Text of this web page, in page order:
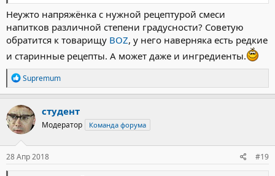
Неужто напряжёнка с нужной рецептурой смеси
напитков различной степени градусности? Советую
обратится к товарищу BOZ, у него наверняка есть редкие
и старинные рецепты. А может даже и ингредиенты.
Р
е
а
к
ц
и
и
:
Supremum
студент
Модератор Команда форума
28 Апр 2018 #19